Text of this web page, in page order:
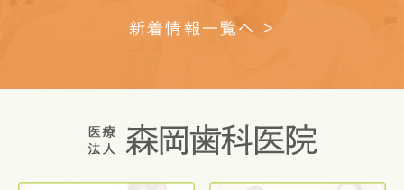
新着情報一覧へ >